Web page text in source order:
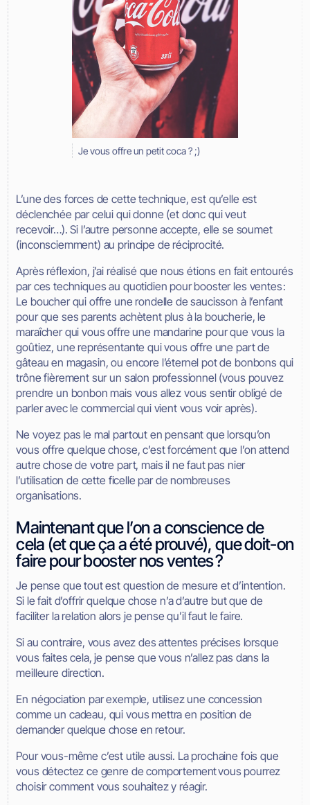
Je vous offre un petit coca ? ;)
L’une des forces de cette technique, est qu’elle est
déclenchée par celui qui donne (et donc qui veut
recevoir…). Si l’autre personne accepte, elle se soumet
(inconsciemment) au principe de réciprocité.
Après réflexion, j’ai réalisé que nous étions en fait entourés
par ces techniques au quotidien pour booster les ventes :
Le boucher qui offre une rondelle de saucisson à l’enfant
pour que ses parents achètent plus à la boucherie, le
maraîcher qui vous offre une mandarine pour que vous la
goûtiez, une représentante qui vous offre une part de
gâteau en magasin, ou encore l’éternel pot de bonbons qui
trône fièrement sur un salon professionnel (vous pouvez
prendre un bonbon mais vous allez vous sentir obligé de
parler avec le commercial qui vient vous voir après).
Ne voyez pas le mal partout en pensant que lorsqu’on
vous offre quelque chose, c’est forcément que l’on attend
autre chose de votre part, mais il ne faut pas nier
l’utilisation de cette ficelle par de nombreuses
organisations.
Maintenant que l’on a conscience de
cela (et que ça a été prouvé), que doit-on
faire pour booster nos ventes ?
Je pense que tout est question de mesure et d’intention.
Si le fait d’offrir quelque chose n’a d’autre but que de
faciliter la relation alors je pense qu’il faut le faire.
Si au contraire, vous avez des attentes précises lorsque
vous faites cela, je pense que vous n’allez pas dans la
meilleure direction.
En négociation par exemple, utilisez une concession
comme un cadeau, qui vous mettra en position de
demander quelque chose en retour.
Pour vous-même c’est utile aussi. La prochaine fois que
vous détectez ce genre de comportement vous pourrez
choisir comment vous souhaitez y réagir.